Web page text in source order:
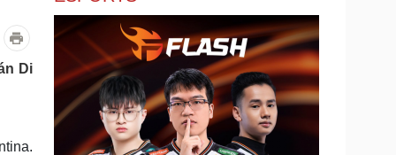
Giá cà phê
nghiệp
Thông tin doanh nghiệp
Doanh nghiệp 24h
Doanh nhân
cộng đồng
Công nghệ
Sành điệu
Tin Công nghệ
Trải nghiệm
Chuyển đổi số
Di